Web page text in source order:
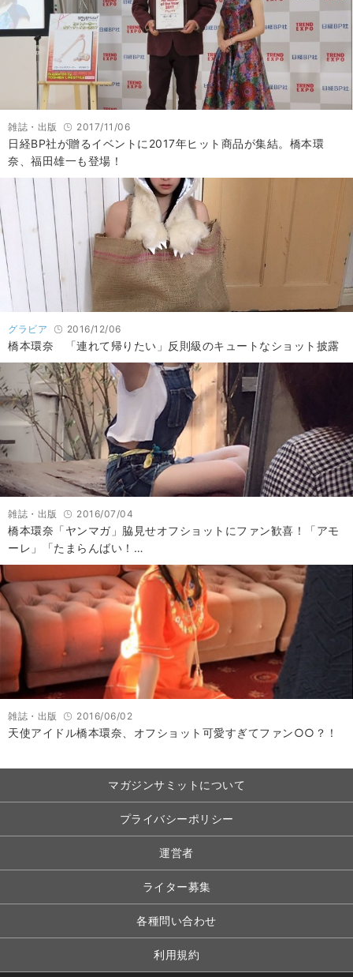
雑誌・出版 2017/11/06
日経BP社が贈るイベントに2017年ヒット商品が集結。橋本環
奈、福田雄一も登場！
グラビア 2016/12/06
橋本環奈 「連れて帰りたい」反則級のキュートなショット披露
雑誌・出版 2016/07/04
橋本環奈「ヤンマガ」脇見せオフショットにファン歓喜！「アモ
ーレ」「たまらんばい！…
雑誌・出版 2016/06/02
天使アイドル橋本環奈、オフショット可愛すぎてファン○○？！
マガジンサミットについて
プライバシーポリシー
運営者
ライター募集
各種問い合わせ
利用規約